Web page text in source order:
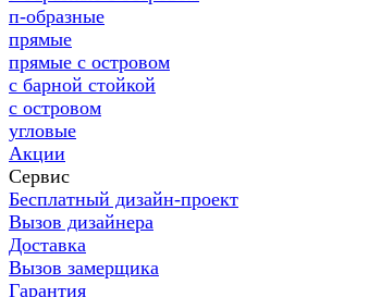
п-образные
прямые
прямые с островом
с барной стойкой
с островом
угловые
Акции
Сервис
Бесплатный дизайн-проект
Вызов дизайнера
Доставка
Вызов замерщика
Гарантия